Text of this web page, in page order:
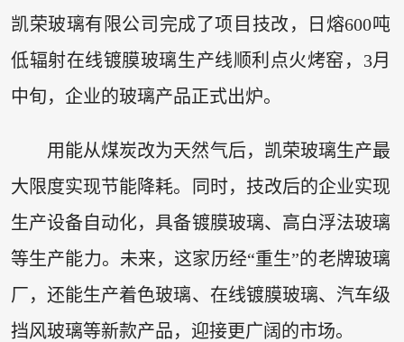
凯荣玻璃有限公司完成了项目技改，日熔600吨
低辐射在线镀膜玻璃生产线顺利点火烤窑，3月
中旬，企业的玻璃产品正式出炉。
用能从煤炭改为天然气后，凯荣玻璃生产最
大限度实现节能降耗。同时，技改后的企业实现
生产设备自动化，具备镀膜玻璃、高白浮法玻璃
等生产能力。未来，这家历经“重生”的老牌玻璃
厂，还能生产着色玻璃、在线镀膜玻璃、汽车级
挡风玻璃等新款产品，迎接更广阔的市场。